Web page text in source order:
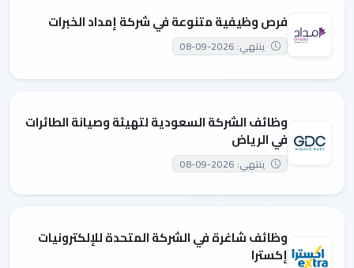
فرص وظيفية متنوعة في شركة إمداد الخبرات
ينتهي: 2026-09-08
وظائف الشركة السعودية لتهيئة وصيانة الطائرات
في الرياض
ينتهي: 2026-09-08
وظائف شاغرة في الشركة المتحدة للإلكترونيات
إكسترا